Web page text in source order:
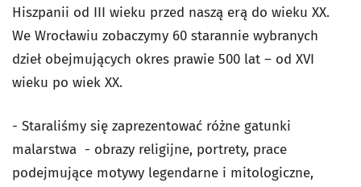
Hiszpanii od III wieku przed naszą erą do wieku XX.
We Wrocławiu zobaczymy 60 starannie wybranych
dzieł obejmujących okres prawie 500 lat – od XVI
wieku po wiek XX.
- Staraliśmy się zaprezentować różne gatunki
malarstwa - obrazy religijne, portrety, prace
podejmujące motywy legendarne i mitologiczne,